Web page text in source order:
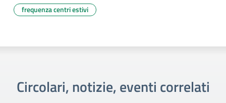
frequenza centri estivi
Circolari, notizie, eventi correlati